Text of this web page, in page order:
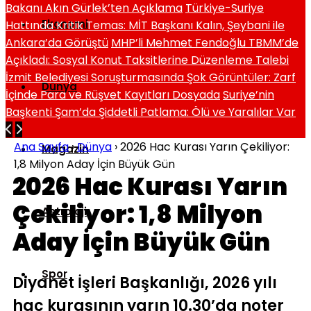
Ekonomi
Dünya
Magazin
Astroloji
Spor
Bakanı Akın Gürlek’ten Açıklama Türkiye-Suriye
Hattında Kritik Temas: MİT Başkanı Kalın, Şeybani ile
Ankara’da Görüştü MHP’li Mehmet Fendoğlu TBMM’de
Açıkladı: Sosyal Konut Taksitlerine Düzenleme Talebi
İzmit Belediyesi Soruşturmasında Şok Görüntüler: Zarf
İçinde Para ve Rüşvet Kayıtları DosyadaSuriye’nin
Başkenti Şam’da Şiddetli Patlama: Ölü ve Yaralılar Var
Ana Sayfa›Dünya ›2026 Hac Kurası Yarın Çekiliyor:
1,8 Milyon Aday İçin Büyük Gün
2026 Hac Kurası Yarın
Çekiliyor: 1,8 Milyon
Aday İçin Büyük Gün
Diyanet İşleri Başkanlığı, 2026 yılı
hac kurasının yarın 10.30’da noter